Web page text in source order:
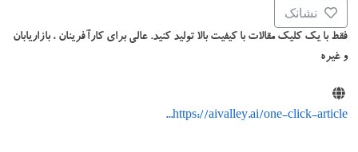
نشانک
فقط با یک کلیک مقالات با کیفیت بالا تولید کنید. عالی برای کارآفرینان ، بازاریابان
و غیره
https://aivalley.ai/one-click-article...